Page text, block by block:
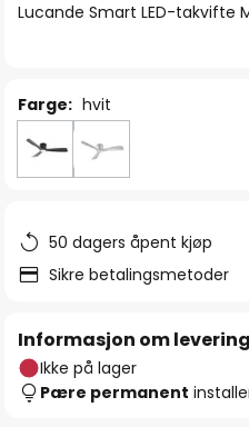
Lucande Smart LED-takvifte
Farge: hvit
50 dagers åpent kjøp
Sikre betalingsmetoder
Informasjon om levering
Ikke på lager
Pære permanent